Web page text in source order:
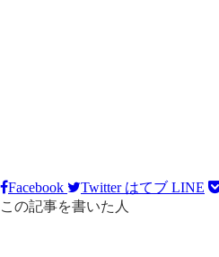
Facebook Twitter はてブ LINE
この記事を書いた人